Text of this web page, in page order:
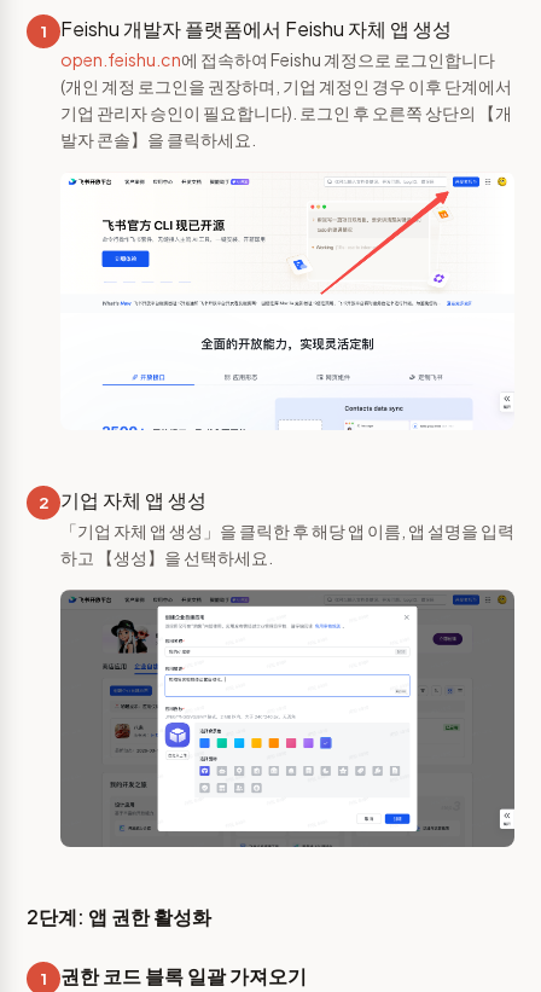
1 Feishu 개발자 플랫폼에서 Feishu 자체 앱 생성
open.feishu.cn에 접속하여 Feishu 계정으로 로그인합니다
(개인 계정 로그인을 권장하며, 기업 계정인 경우 이후 단계에서
기업 관리자 승인이 필요합니다). 로그인 후 오른쪽 상단의 【개
발자 콘솔】을 클릭하세요.
2 기업 자체 앱 생성
「기업 자체 앱 생성」을 클릭한 후 해당 앱 이름, 앱 설명을 입력
하고 【생성】을 선택하세요.
2단계: 앱 권한 활성화
1 권한 코드 블록 일괄 가져오기